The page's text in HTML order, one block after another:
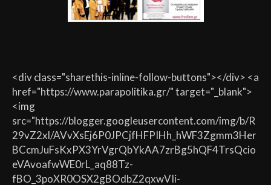
<div class="sharethis-inline-follow-buttons"></div> <a
href="https://www.parapolitika.gr/" target="_blank">
<img
src="https://blogger.googleusercontent.com/img/b/R
29vZ2xl/AVvXsEj6P0JPCjfHFPIHh_hWF3Zgmm3Her
BCcmJuFsKxPX3YrVgrQbYkAA7zrBg5hQF4TrsQcio
eVAvoafwWE0rL_aq88Tz-
fBO_3poXR0OSX2gBOdbZ2qxwVIi-